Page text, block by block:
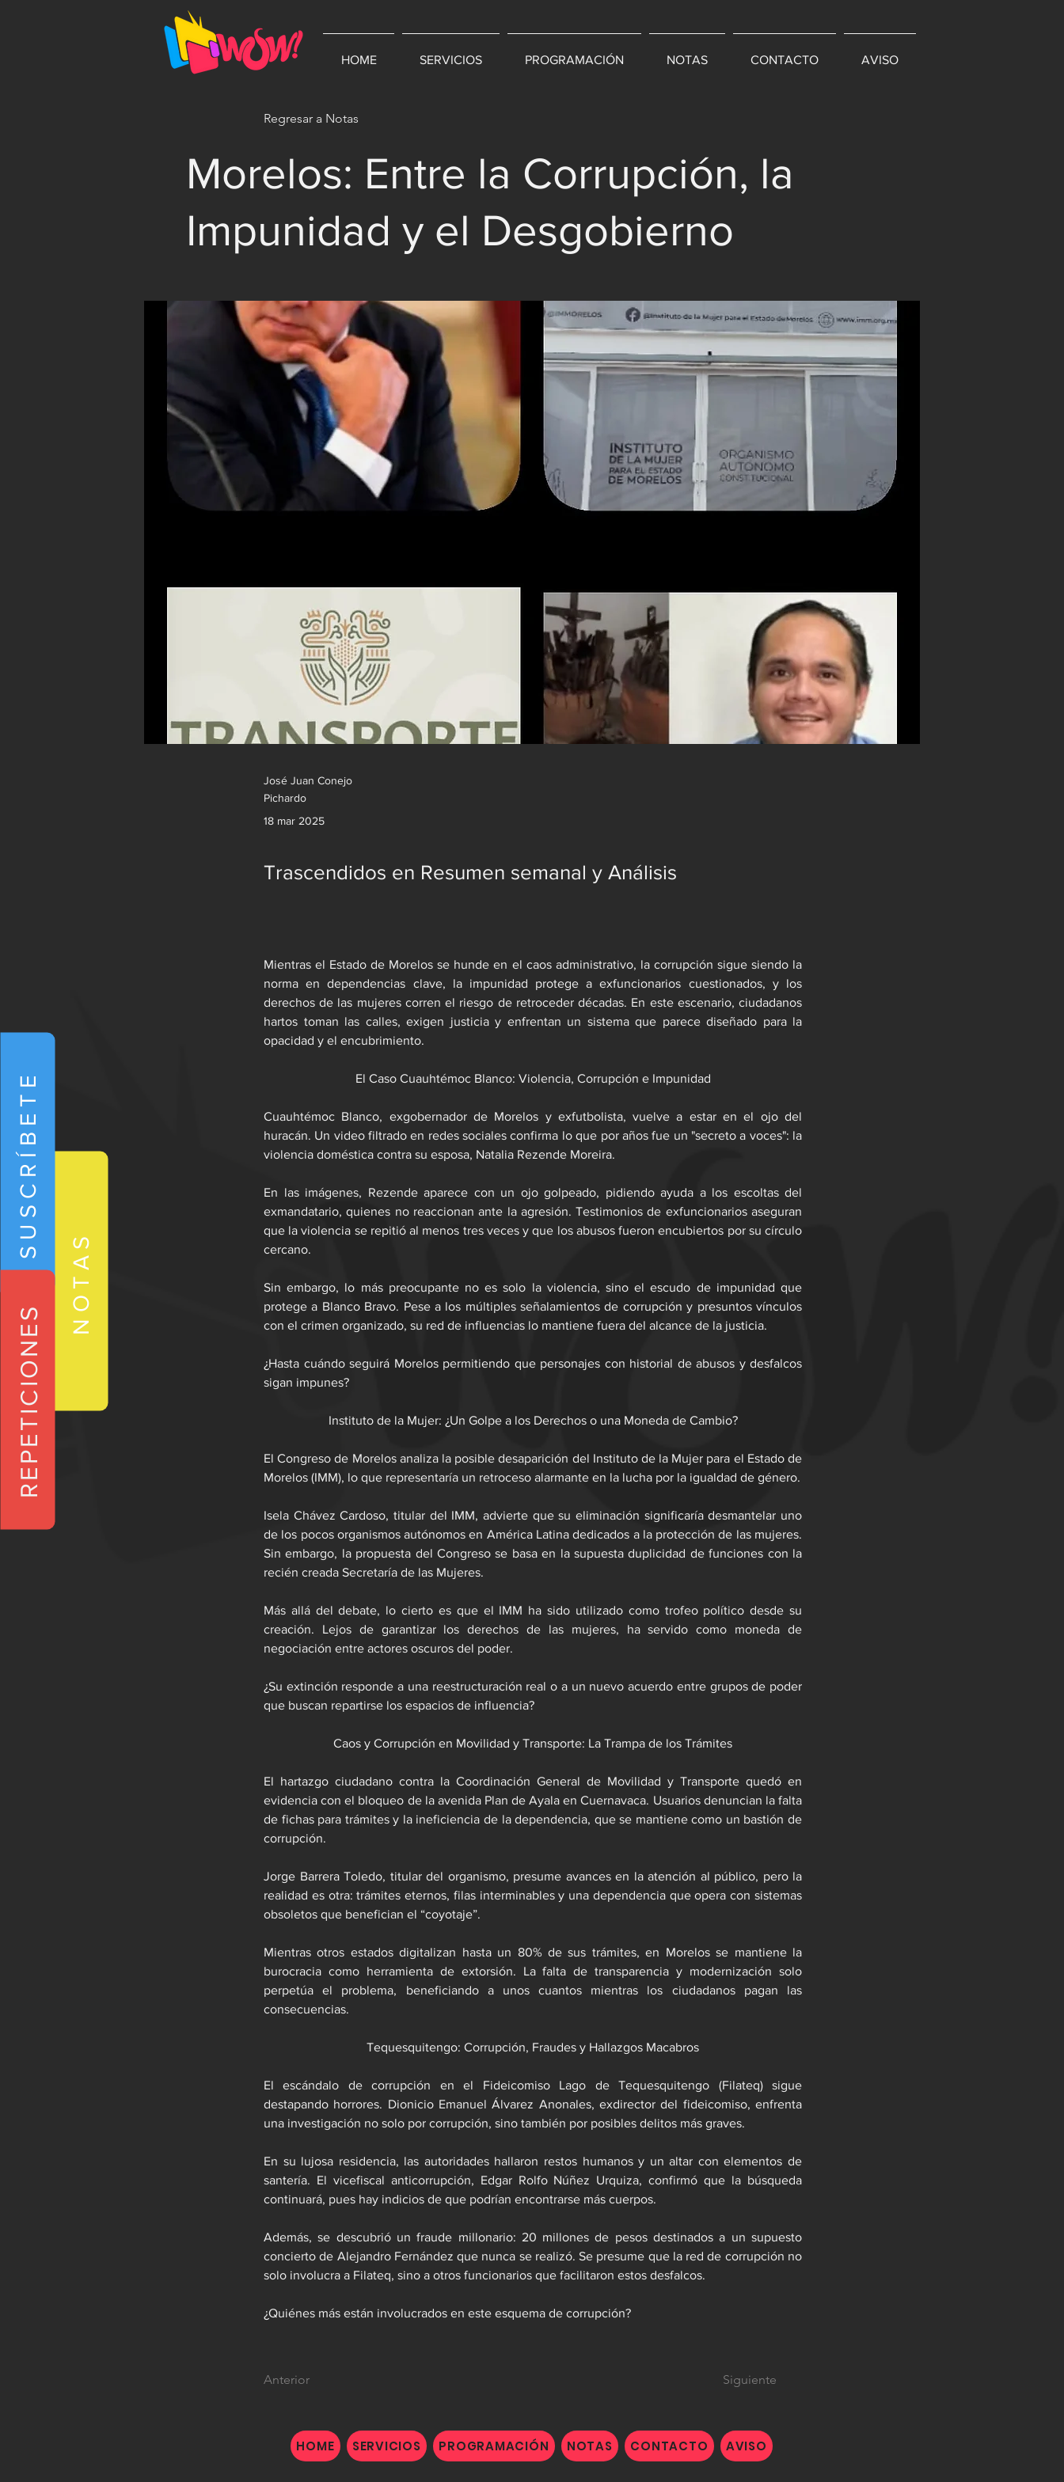
HOME SERVICIOS PROGRAMACIÓN NOTAS CONTACTO AVISO
NOTAS
SUSCRÍBETE
REPETICIONES
Regresar a Notas
Morelos: Entre la Corrupción, la
Impunidad y el Desgobierno
José Juan Conejo
Pichardo
18 mar 2025
Trascendidos en Resumen semanal y Análisis
Mientras el Estado de Morelos se hunde en el caos administrativo, la corrupción sigue siendo la
norma en dependencias clave, la impunidad protege a exfuncionarios cuestionados, y los
derechos de las mujeres corren el riesgo de retroceder décadas. En este escenario, ciudadanos
hartos toman las calles, exigen justicia y enfrentan un sistema que parece diseñado para la
opacidad y el encubrimiento.
El Caso Cuauhtémoc Blanco: Violencia, Corrupción e Impunidad
Cuauhtémoc Blanco, exgobernador de Morelos y exfutbolista, vuelve a estar en el ojo del
huracán. Un video filtrado en redes sociales confirma lo que por años fue un "secreto a voces": la
violencia doméstica contra su esposa, Natalia Rezende Moreira.
En las imágenes, Rezende aparece con un ojo golpeado, pidiendo ayuda a los escoltas del
exmandatario, quienes no reaccionan ante la agresión. Testimonios de exfuncionarios aseguran
que la violencia se repitió al menos tres veces y que los abusos fueron encubiertos por su círculo
cercano.
Sin embargo, lo más preocupante no es solo la violencia, sino el escudo de impunidad que
protege a Blanco Bravo. Pese a los múltiples señalamientos de corrupción y presuntos vínculos
con el crimen organizado, su red de influencias lo mantiene fuera del alcance de la justicia.
¿Hasta cuándo seguirá Morelos permitiendo que personajes con historial de abusos y desfalcos
sigan impunes?
Instituto de la Mujer: ¿Un Golpe a los Derechos o una Moneda de Cambio?
El Congreso de Morelos analiza la posible desaparición del Instituto de la Mujer para el Estado de
Morelos (IMM), lo que representaría un retroceso alarmante en la lucha por la igualdad de género.
Isela Chávez Cardoso, titular del IMM, advierte que su eliminación significaría desmantelar uno
de los pocos organismos autónomos en América Latina dedicados a la protección de las mujeres.
Sin embargo, la propuesta del Congreso se basa en la supuesta duplicidad de funciones con la
recién creada Secretaría de las Mujeres.
Más allá del debate, lo cierto es que el IMM ha sido utilizado como trofeo político desde su
creación. Lejos de garantizar los derechos de las mujeres, ha servido como moneda de
negociación entre actores oscuros del poder.
¿Su extinción responde a una reestructuración real o a un nuevo acuerdo entre grupos de poder
que buscan repartirse los espacios de influencia?
Caos y Corrupción en Movilidad y Transporte: La Trampa de los Trámites
El hartazgo ciudadano contra la Coordinación General de Movilidad y Transporte quedó en
evidencia con el bloqueo de la avenida Plan de Ayala en Cuernavaca. Usuarios denuncian la falta
de fichas para trámites y la ineficiencia de la dependencia, que se mantiene como un bastión de
corrupción.
Jorge Barrera Toledo, titular del organismo, presume avances en la atención al público, pero la
realidad es otra: trámites eternos, filas interminables y una dependencia que opera con sistemas
obsoletos que benefician el “coyotaje”.
Mientras otros estados digitalizan hasta un 80% de sus trámites, en Morelos se mantiene la
burocracia como herramienta de extorsión. La falta de transparencia y modernización solo
perpetúa el problema, beneficiando a unos cuantos mientras los ciudadanos pagan las
consecuencias.
Tequesquitengo: Corrupción, Fraudes y Hallazgos Macabros
El escándalo de corrupción en el Fideicomiso Lago de Tequesquitengo (Filateq) sigue
destapando horrores. Dionicio Emanuel Álvarez Anonales, exdirector del fideicomiso, enfrenta
una investigación no solo por corrupción, sino también por posibles delitos más graves.
En su lujosa residencia, las autoridades hallaron restos humanos y un altar con elementos de
santería. El vicefiscal anticorrupción, Edgar Rolfo Núñez Urquiza, confirmó que la búsqueda
continuará, pues hay indicios de que podrían encontrarse más cuerpos.
Además, se descubrió un fraude millonario: 20 millones de pesos destinados a un supuesto
concierto de Alejandro Fernández que nunca se realizó. Se presume que la red de corrupción no
solo involucra a Filateq, sino a otros funcionarios que facilitaron estos desfalcos.
¿Quiénes más están involucrados en este esquema de corrupción?
Anterior Siguiente
HOME SERVICIOS PROGRAMACIÓN NOTAS CONTACTO AVISO